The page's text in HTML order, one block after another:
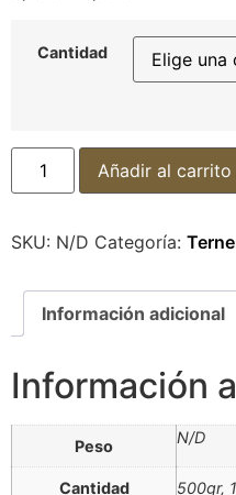
Cantidad
Añadir al carrito
SKU: N/D Categoría:
Información adicional
Información
Peso N/D
Cantidad 500gr,